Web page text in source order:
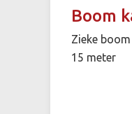
Boom
Zieke
15 meter